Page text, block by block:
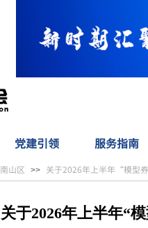
党建引领 服务指南
南山区 >> 关于2026年上半年“模型
关于2026年上半年“